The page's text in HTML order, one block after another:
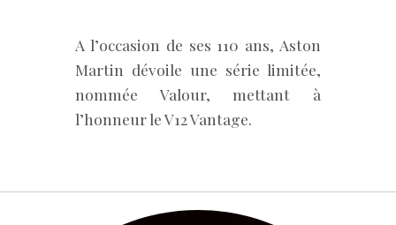
A l’occasion de ses 110 ans, Aston
Martin dévoile une série limitée,
nommée Valour, mettant à
l’honneur le V12 Vantage.